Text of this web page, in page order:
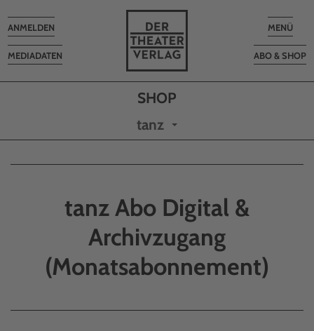
Toggle
MENÜ
ABO & SHOP
MEDIADATEN
Toggle
navigation
ANMELDEN
tanz
tanz Abo Digital &
Archivzugang
(Monatsabonnement)